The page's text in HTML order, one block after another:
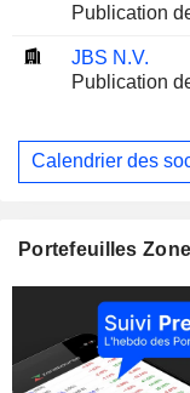
Publication
JBS N.V.
Publication
Calendrier des
Portefeuilles